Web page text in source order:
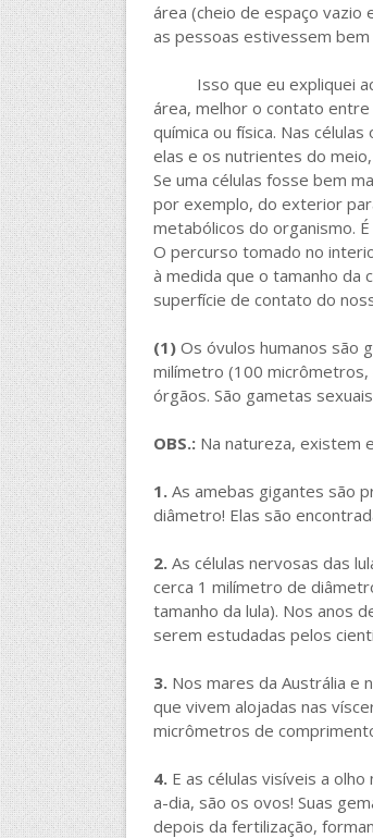
área (cheio de espaço
as pessoas estivessem bem
Isso que eu expliquei
área, melhor o contato
química ou física. Nas
elas e os nutrientes do
Se uma células fosse bem
por exemplo, do exterior
metabólicos do organismo.
O percurso tomado no
à medida que o tamanho da
superfície de contato do
(1) Os óvulos humanos são
milímetro (100 micrômetros,
órgãos. São gametas
OBS.:Na natureza, existem
1.As amebas gigantes são
diâmetro! Elas são
2.As células nervosas das
cerca 1 milímetro de
tamanho da lula). Nos anos
serem estudadas pelos
3.Nos mares da Austrália e
que vivem alojadas nas
micrômetros de
4.E as células visíveis a
a-dia, são os ovos! Suas
depois da fertilização,